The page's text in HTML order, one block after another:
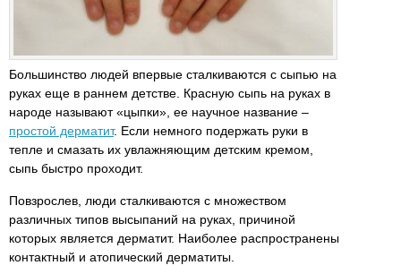
Большинство людей впервые сталкиваются с сыпью на
руках еще в раннем детстве. Красную сыпь на руках в
народе называют «цыпки», ее научное название –
простой дерматит. Если немного подержать руки в
тепле и смазать их увлажняющим детским кремом,
сыпь быстро проходит.
Повзрослев, люди сталкиваются с множеством
различных типов высыпаний на руках, причиной
которых является дерматит. Наиболее распространены
контактный и атопический дерматиты.